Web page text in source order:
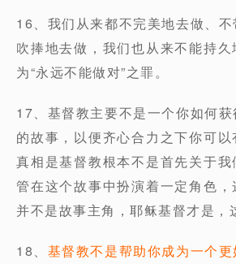
16、我们从来都不完美地去做、
吹捧地去做，我们也从来不能持
为“永远不能做对”之罪。
17、基督教主要不是一个你如何
的故事，以便齐心合力之下你可以
真相是基督教根本不是首先关于
管在这个故事中扮演着一定角色
并不是故事主角，耶稣基督才是，
18、 基督教不是帮助你成为一个